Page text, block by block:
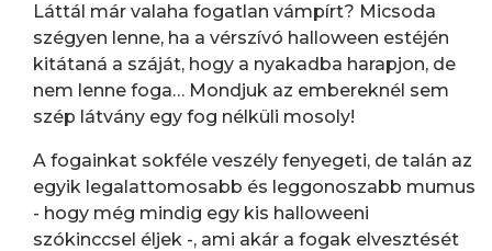
Láttál már valaha fogatlan vámpírt? Micsoda
szégyen lenne, ha a vérszívó halloween estéjén
kitátaná a száját, hogy a nyakadba harapjon, de
nem lenne foga… Mondjuk az embereknél sem
szép látvány egy fog nélküli mosoly!
A fogainkat sokféle veszély fenyegeti, de talán az
egyik legalattomosabb és leggonoszabb mumus
- hogy még mindig egy kis halloweeni
szókinccsel éljek -, ami akár a fogak elvesztését